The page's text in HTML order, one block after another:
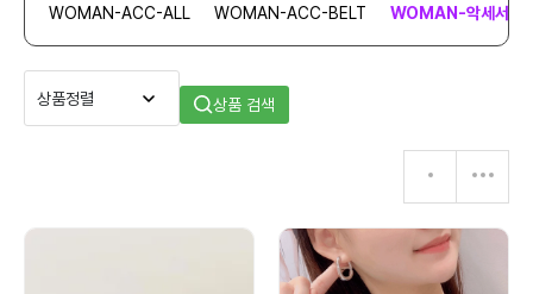
WOMAN-ACC-ALL WOMAN-ACC-BELT WOMAN-악세서리
상품 검색